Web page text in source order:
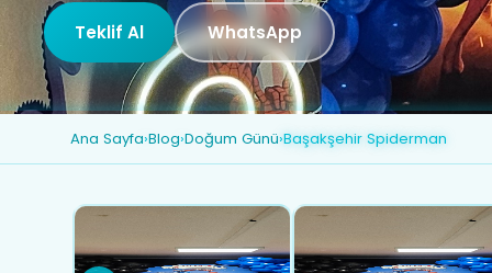
Teklif Al WhatsApp
Ana Sayfa›Blog›Doğum Günü›Başakşehir Spiderman